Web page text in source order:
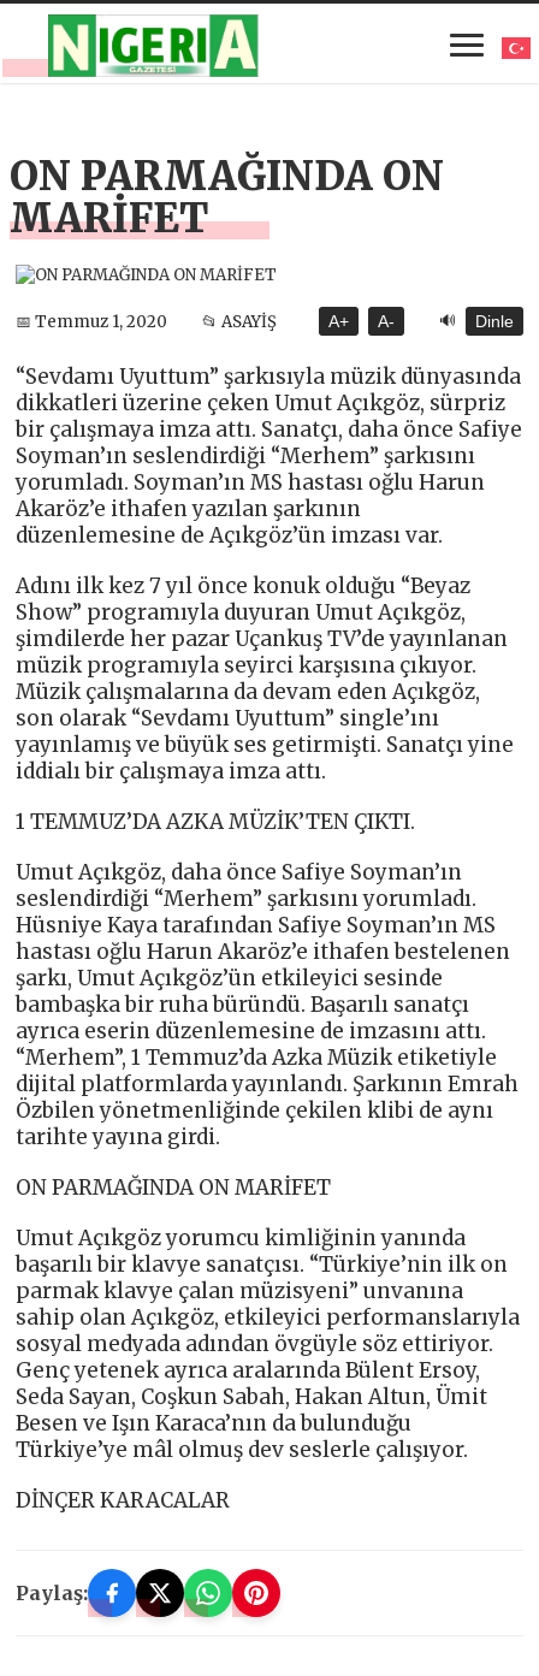
ON PARMAĞINDA ON
MARİFET
📅 Temmuz 1, 2020 📂 ASAYİŞ A+ A- 🔊 Dinle
“Sevdamı Uyuttum” şarkısıyla müzik dünyasında
dikkatleri üzerine çeken Umut Açıkgöz, sürpriz
bir çalışmaya imza attı. Sanatçı, daha önce Safiye
Soyman’ın seslendirdiği “Merhem” şarkısını
yorumladı. Soyman’ın MS hastası oğlu Harun
Akaröz’e ithafen yazılan şarkının
düzenlemesine de Açıkgöz’ün imzası var.
Adını ilk kez 7 yıl önce konuk olduğu “Beyaz
Show” programıyla duyuran Umut Açıkgöz,
şimdilerde her pazar Uçankuş TV’de yayınlanan
müzik programıyla seyirci karşısına çıkıyor.
Müzik çalışmalarına da devam eden Açıkgöz,
son olarak “Sevdamı Uyuttum” single’ını
yayınlamış ve büyük ses getirmişti. Sanatçı yine
iddialı bir çalışmaya imza attı.
1 TEMMUZ’DA AZKA MÜZİK’TEN ÇIKTI.
Umut Açıkgöz, daha önce Safiye Soyman’ın
seslendirdiği “Merhem” şarkısını yorumladı.
Hüsniye Kaya tarafından Safiye Soyman’ın MS
hastası oğlu Harun Akaröz’e ithafen bestelenen
şarkı, Umut Açıkgöz’ün etkileyici sesinde
bambaşka bir ruha büründü. Başarılı sanatçı
ayrıca eserin düzenlemesine de imzasını attı.
“Merhem”, 1 Temmuz’da Azka Müzik etiketiyle
dijital platformlarda yayınlandı. Şarkının Emrah
Özbilen yönetmenliğinde çekilen klibi de aynı
tarihte yayına girdi.
ON PARMAĞINDA ON MARİFET
Umut Açıkgöz yorumcu kimliğinin yanında
başarılı bir klavye sanatçısı. “Türkiye’nin ilk on
parmak klavye çalan müzisyeni” unvanına
sahip olan Açıkgöz, etkileyici performanslarıyla
sosyal medyada adından övgüyle söz ettiriyor.
Genç yetenek ayrıca aralarında Bülent Ersoy,
Seda Sayan, Coşkun Sabah, Hakan Altun, Ümit
Besen ve Işın Karaca’nın da bulunduğu
Türkiye’ye mâl olmuş dev seslerle çalışıyor.
DİNÇER KARACALAR
Paylaş: